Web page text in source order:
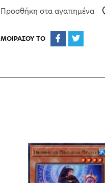
Προσθήκη στα αγαπημένα
ΜΟΙΡΑΣΟΥ ΤΟ